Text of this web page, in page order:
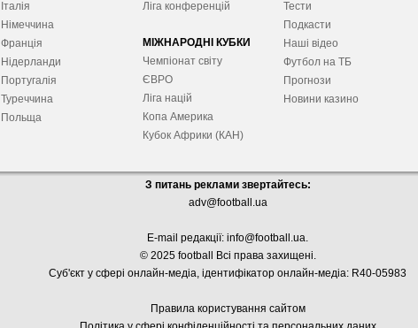
Італія
Німеччина
Франція
Нідерланди
Португалія
Туреччина
Польща
Ліга конференцій
МІЖНАРОДНІ КУБКИ
Чемпіонат світу
ЄВРО
Ліга націй
Копа Америка
Кубок Африки (КАН)
Тести
Подкасти
Наші відео
Футбол на ТБ
Прогнози
Новини казино
З питань реклами звертайтесь:
adv@football.ua
E-mail редакції: info@football.ua.
© 2025 football Всі права захищені.
Суб'єкт у сфері онлайн-медіа, ідентифікатор онлайн-медіа: R40-05983
Правила користування сайтом